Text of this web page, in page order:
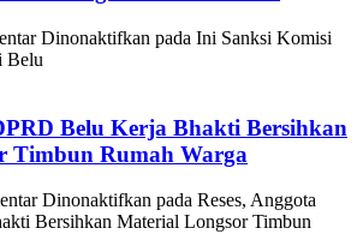
Dinonaktifkan pada Ini Sanksi Komisi
Belu
Belu Kerja Bhakti Bersihkan
Timbun Rumah Warga
Dinonaktifkan pada Reses, Anggota
Bersihkan Material Longsor Timbun